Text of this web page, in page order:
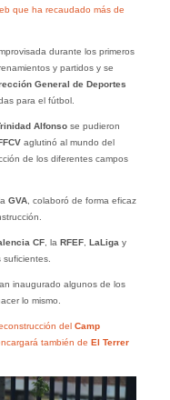
que ha recaudado más de
durante los primeros
y partidos y se
General de Deportes
para el fútbol.
Alfonso se pudieron
aglutinó al mundo del
de los diferentes campos
GVA, colaboró de forma eficaz
CF, la RFEF, LaLigay
inaugurado algunos de los
lo mismo.
del Camp
también de El Terrer